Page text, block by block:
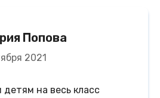
Попова
2021
детям на весь класс